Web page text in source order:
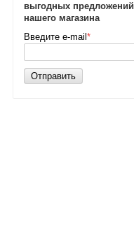
выгодных предложений
нашего магазина
Введите e-mail *
Отправить